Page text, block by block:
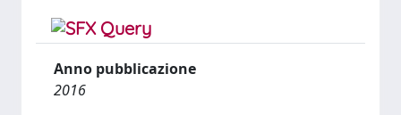
Anno pubblicazione
2016